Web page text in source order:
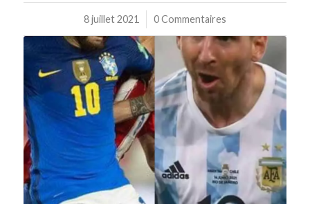
8 juillet 2021
/ 0 Commentaires